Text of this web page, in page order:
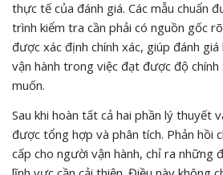
thực tế của đánh giá. Các mẫu chuẩn
trình kiểm tra cần phải có nguồn gốc
được xác định chính xác, giúp đánh
vận hành trong việc đạt được độ
muốn.
Sau khi hoàn tất cả hai phần lý thuyết
được tổng hợp và phân tích. Phản hồi
cấp cho người vận hành, chỉ ra những